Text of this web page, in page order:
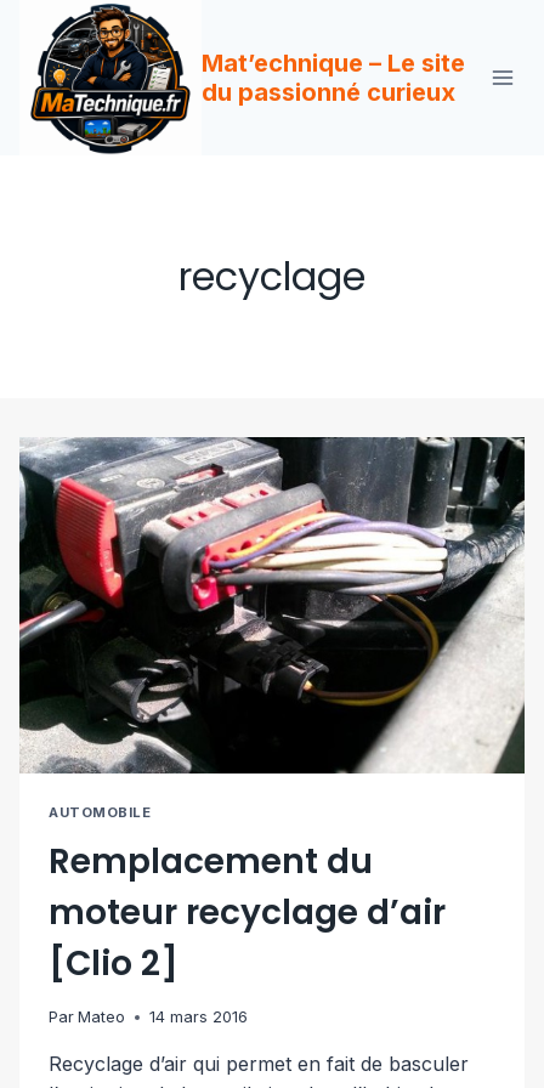
contenu
Mat’echnique – Le site
du passionné curieux
recyclage
AUTOMOBILE
Remplacement du
moteur recyclage d’air
[Clio 2]
Par Mateo 14 mars 2016
Recyclage d’air qui permet en fait de basculer